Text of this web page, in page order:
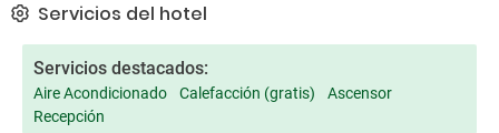
Servicios del hotel
Servicios destacados:
Aire Acondicionado Calefacción (gratis)
Ascensor
Recepción